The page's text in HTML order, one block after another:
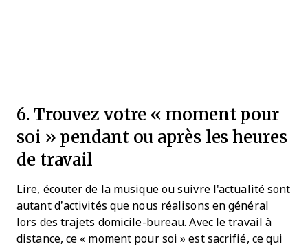
6. Trouvez votre « moment pour
soi » pendant ou après les heures
de travail
Lire, écouter de la musique ou suivre l'actualité sont
autant d’activités que nous réalisons en général
lors des trajets domicile-bureau. Avec le travail à
distance, ce « moment pour soi » est sacrifié, ce qui